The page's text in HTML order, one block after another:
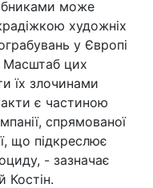
може
художніх
у Європі
Масштаб цих
їх злочинами
є частиною
спрямованої
що підкреслює
- зазначає
Костін.